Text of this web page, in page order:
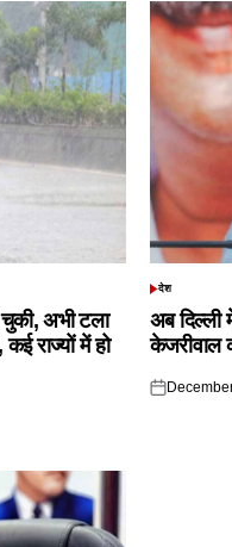
चुकी, अभी टला
राज्यों में हो
POSTED
देश
अब दिल्ली
केजरीवाल
Posted